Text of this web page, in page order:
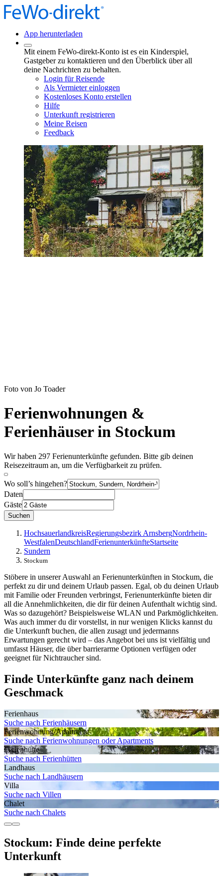
App herunterladen
Mit einem FeWo-direkt-Konto ist es ein Kinderspiel,
Gastgeber zu kontaktieren und den Überblick über all
deine Nachrichten zu behalten.
Login für Reisende
Als Vermieter einloggen
Kostenloses Konto erstellen
Hilfe
Unterkunft registrieren
Meine Reisen
Feedback
Foto von Jo Toader
Ferienwohnungen &
Ferienhäuser in Stockum
Wir haben 297 Ferienunterkünfte gefunden. Bitte gib deinen
Reisezeitraum an, um die Verfügbarkeit zu prüfen.
Wo soll’s hingehen?
Daten
Gäste
Suchen
HochsauerlandkreisRegierungsbezirk ArnsbergNordrhein-
WestfalenDeutschlandFerienunterkünfteStartseite
Sundern
Stockum
Stöbere in unserer Auswahl an Ferienunterkünften in Stockum, die
perfekt zu dir und deinem Urlaub passen. Egal, ob du deinen Urlaub
mit Familie oder Freunden verbringst, Ferienunterkünfte bieten dir
all die Annehmlichkeiten, die dir für deinen Aufenthalt wichtig sind.
Was so dazugehört? Beispielsweise WLAN und Parkmöglichkeiten.
Was auch immer du dir vorstellst, in nur wenigen Klicks kannst du
die Unterkunft buchen, die allen zusagt und jedermanns
Erwartungen gerecht wird – das Angebot bei uns ist vielfältig und
umfasst Häuser, die über barrierarme Optionen verfügen oder
geeignet für Nichtraucher sind.
Finde Unterkünfte ganz nach deinem
Geschmack
Ferienhaus
Suche nach Ferienhäusern
Ferienwohnung/Apartment
Suche nach Ferienwohnungen oder Apartments
Ferienhütte
Suche nach Ferienhütten
Landhaus
Suche nach Landhäusern
Villa
Suche nach Villen
Chalet
Suche nach Chalets
Stockum: Finde deine perfekte
Unterkunft